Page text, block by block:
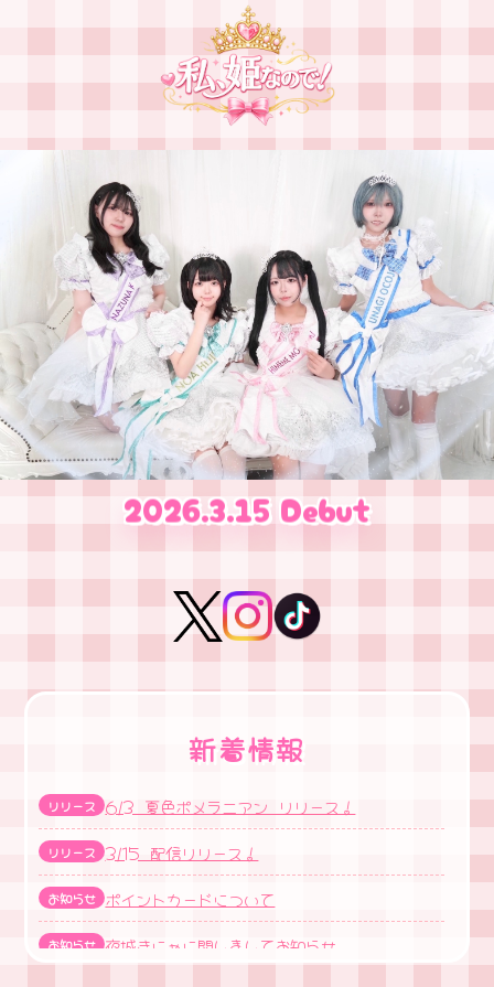
2026.3.15 Debut
新着情報
リリース 6/3 夏色ポメラニアン リリース！
リリース 3/15 配信リリース！
お知らせ ポイントカードについて
お知らせ 夜城きにゃに関しましてお知らせ